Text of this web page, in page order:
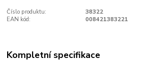
Číslo produktu:
38322
EAN kód:
008421383221
Kompletní specifikace